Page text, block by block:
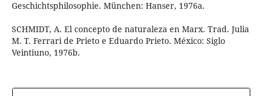
Geschichtsphilosophie. München: Hanser, 1976a.
SCHMIDT, A. El concepto de naturaleza en Marx. Trad. Julia
M. T. Ferrari de Prieto e Eduardo Prieto. México: Siglo
Veintiuno, 1976b.